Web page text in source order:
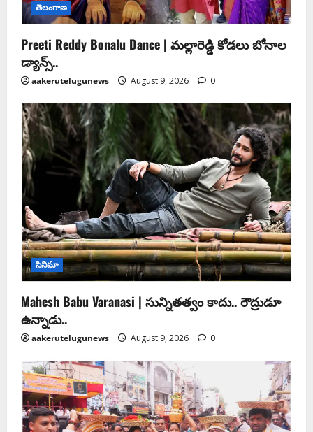
తెలంగాణ
Preeti Reddy Bonalu Dance | మ‌ల్లారెడ్డి కోడ‌లు బోనాల‌
డ్యాన్స్..
aakerutelugunews August 9, 2026 0
సినిమా
Mahesh Babu Varanasi | సున్నితత్వం కాదు.. రౌద్రుడూ
ఉన్నాడు..
aakerutelugunews August 9, 2026 0